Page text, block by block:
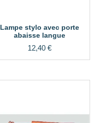
Lampe stylo avec porte
abaisse langue
12,40 €